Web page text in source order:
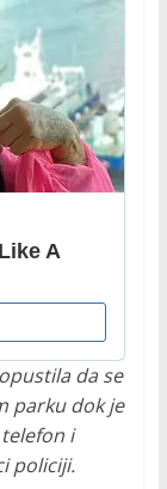
da se
parku dok je
i
policiji.